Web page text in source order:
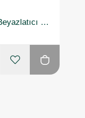
Corega Diş Protezi Beyazlatıcı Temizleyici 30 Tablet 5'li Paket